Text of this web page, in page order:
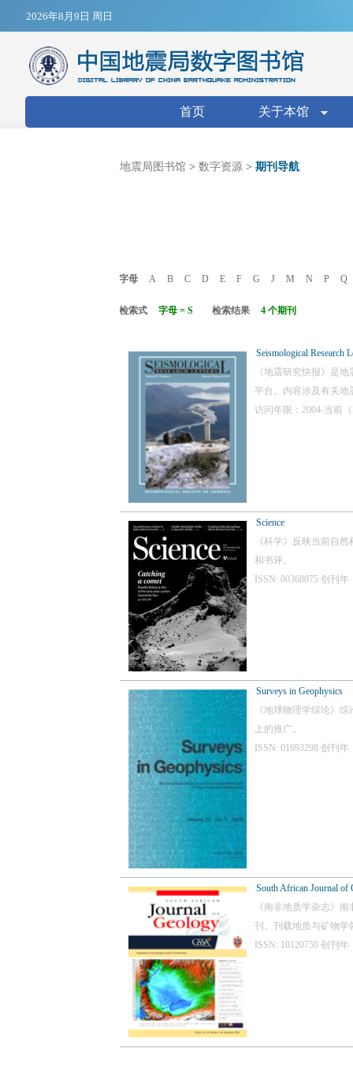
2026年8月9日 周日
搜索表单
首页 关于本馆
地震局图书馆 > 数字资源 > 期刊导航
字母 A B C D E F G J M N P Q
检索式 字母 = S 检索结果 4 个期刊
Seismological Research
《地震研究快报》是
平台。内容涉及有关地
访问年限：2004-当前
Science
《科学》反映当前自
和书评。
ISSN: 00368075 创刊
Surveys in Geophysics
《地球物理学综论》
上的推广。
ISSN: 01693298 创刊
South African Journal of
《南非地质学杂志》
刊。刊载地质与矿物
ISSN: 10120750 创刊